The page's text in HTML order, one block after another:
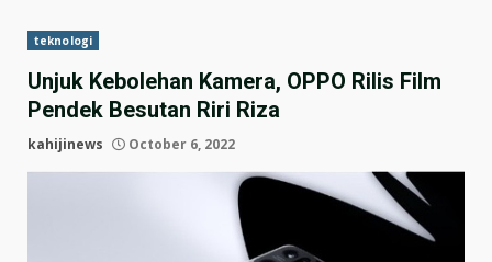
teknologi
Unjuk Kebolehan Kamera, OPPO Rilis Film
Pendek Besutan Riri Riza
kahijinews October 6, 2022